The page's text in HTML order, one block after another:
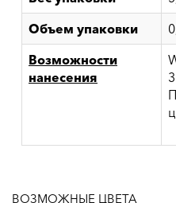
Объем упаковки
Возможности
нанесения
ВОЗМОЖНЫЕ ЦВЕТА